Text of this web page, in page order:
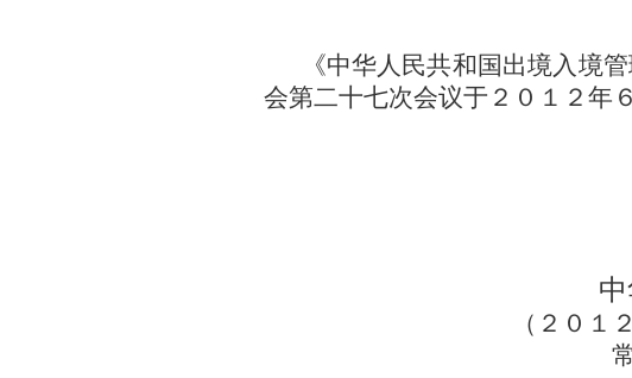
《中华人民共和国出境入境
会第二十七次会议于２０１２年
（２０１